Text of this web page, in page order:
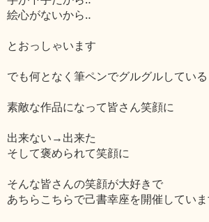
絵心がないから‥
とおっしゃいます
でも何となく筆ペンでグルグルしてい
素敵な作品になって皆さん笑顔に
出来ない→出来た
そして褒められて笑顔に
そんな皆さんの笑顔が大好きで
あちらこちらで己書幸座を開催してい